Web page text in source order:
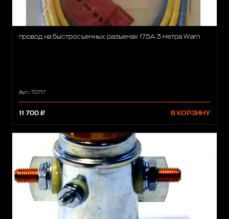
провод на быстросъемных разъемах 175А 3 метра Warn
Арт.: 70717
11 700 ₽ В КОРЗИНУ